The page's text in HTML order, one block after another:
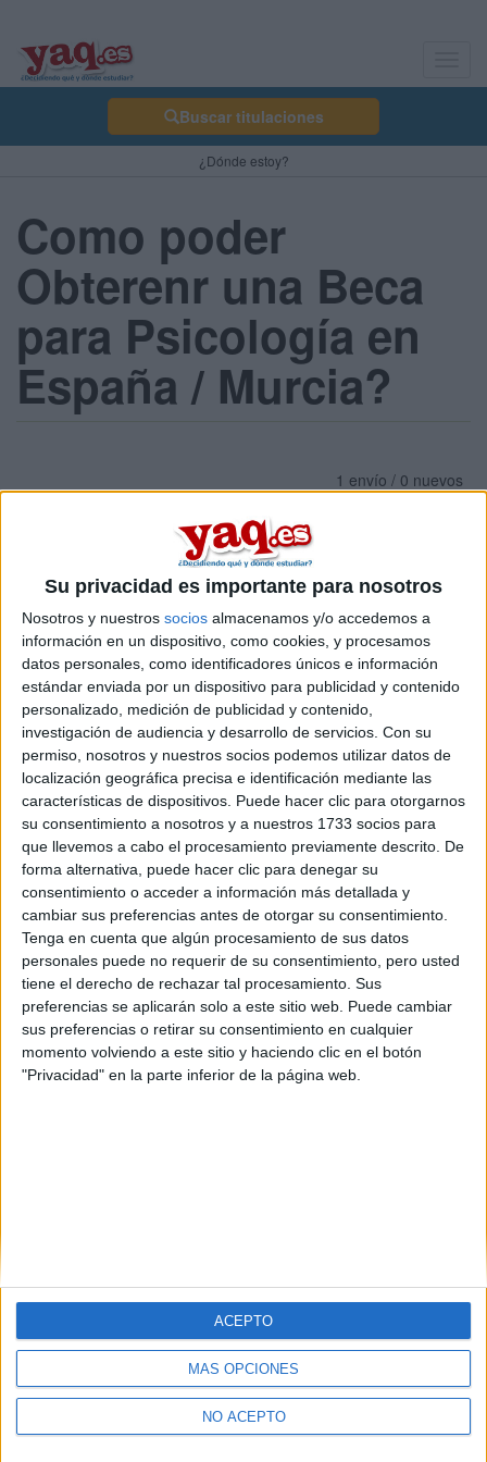
Su privacidad es importante para nosotros
Nosotros y nuestros socios almacenamos y/o accedemos a
información en un dispositivo, como cookies, y procesamos
datos personales, como identificadores únicos e información
estándar enviada por un dispositivo para publicidad y contenido
personalizado, medición de publicidad y contenido,
investigación de audiencia y desarrollo de servicios. Con su
permiso, nosotros y nuestros socios podemos utilizar datos de
localización geográfica precisa e identificación mediante las
características de dispositivos. Puede hacer clic para otorgarnos
su consentimiento a nosotros y a nuestros 1733 socios para
que llevemos a cabo el procesamiento previamente descrito. De
forma alternativa, puede hacer clic para denegar su
consentimiento o acceder a información más detallada y
cambiar sus preferencias antes de otorgar su consentimiento.
Tenga en cuenta que algún procesamiento de sus datos
personales puede no requerir de su consentimiento, pero usted
tiene el derecho de rechazar tal procesamiento. Sus
preferencias se aplicarán solo a este sitio web. Puede cambiar
sus preferencias o retirar su consentimiento en cualquier
momento volviendo a este sitio y haciendo clic en el botón
"Privacidad" en la parte inferior de la página web.
MÁS OPCIONES
NO ACEPTO
ACEPTO
Buscar titulaciones
¿Dónde estoy?
Como poder
Obterenr una Beca
para Psicología en
España / Murcia?
1 envío / 0 nuevos
Gastón Salas Yañez
Desconectado
Estoy buscando la forma de obtener una beca
Completa/Parcial para estuduiar Psicologia como extranjero
en España, me podeis ayudar a obtener información?
Inicio
Etiquetas: La universidad - un mundo Ciencia Cognitiva
Quiénes somos|Contactar|
Aviso legal|Politica de privacidad|Condiciones generales|Política
de cookies
© 2003-2026Compás Mediterráneo S.L.- Diego de León 47 - 28006